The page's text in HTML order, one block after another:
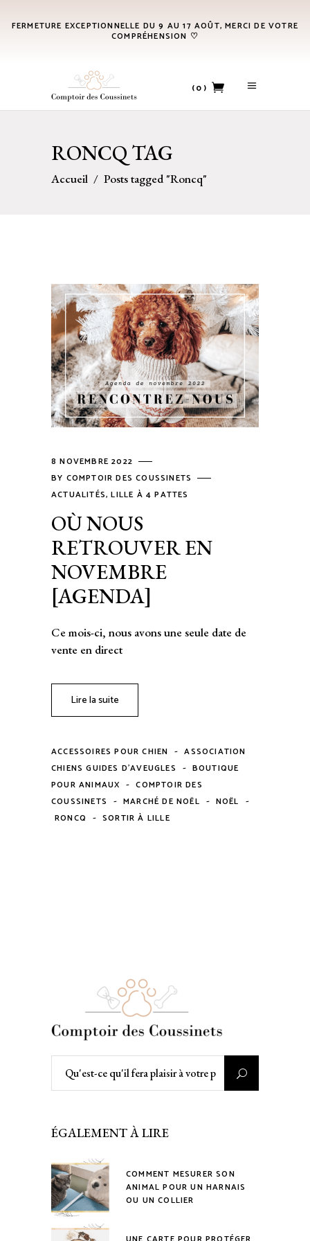
FERMETURE EXCEPTIONNELLE DU 9 AU 17 AOÛT, MERCI DE VOTRE
COMPRÉHENSION ♡
(0)
RONCQ TAG
Accueil / Posts tagged "Roncq"
8 NOVEMBRE 2022
BY COMPTOIR DES COUSSINETS
ACTUALITÉS,LILLE À 4 PATTES
OÙ NOUS
RETROUVER EN
NOVEMBRE
[AGENDA]
Ce mois-ci, nous avons une seule date de
vente en direct
Lire la suite
ACCESSOIRES POUR CHIEN - ASSOCIATION
CHIENS GUIDES D'AVEUGLES - BOUTIQUE
POUR ANIMAUX - COMPTOIR DES
COUSSINETS - MARCHÉ DE NOËL - NOËL -
RONCQ - SORTIR À LILLE
ÉGALEMENT À LIRE
COMMENT MESURER SON
ANIMAL POUR UN HARNAIS
OU UN COLLIER